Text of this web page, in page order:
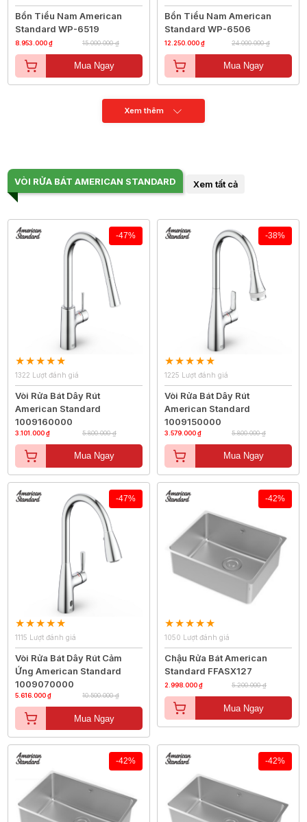
Bồn Tiểu Nam American
Standard WP-6519
8.953.000 ₫ 15.000.000 ₫
Mua Ngay
Bồn Tiểu Nam American
Standard WP-6506
12.250.000 ₫ 24.000.000 ₫
Mua Ngay
Xem thêm
VÒI RỬA BÁT AMERICAN STANDARD Xem tất cả
-47%
1322 Lượt đánh giá
Vòi Rửa Bát Dây Rút
American Standard
1009160000
3.101.000 ₫ 5.800.000 ₫
Mua Ngay
-38%
1225 Lượt đánh giá
Vòi Rửa Bát Dây Rút
American Standard
1009150000
3.579.000 ₫ 5.800.000 ₫
Mua Ngay
-47%
1115 Lượt đánh giá
Vòi Rửa Bát Dây Rút Cảm
Ứng American Standard
1009070000
5.616.000 ₫ 10.500.000 ₫
Mua Ngay
-42%
1050 Lượt đánh giá
Chậu Rửa Bát American
Standard FFASX127
2.998.000 ₫ 5.200.000 ₫
Mua Ngay
-42% -42%